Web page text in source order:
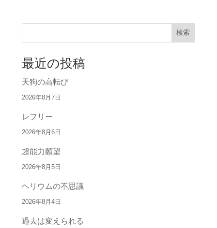
検索
最近の投稿
天狗の高転び
2026年8月7日
レフリー
2026年8月6日
超能力願望
2026年8月5日
ヘリウムの不思議
2026年8月4日
過去は変えられる